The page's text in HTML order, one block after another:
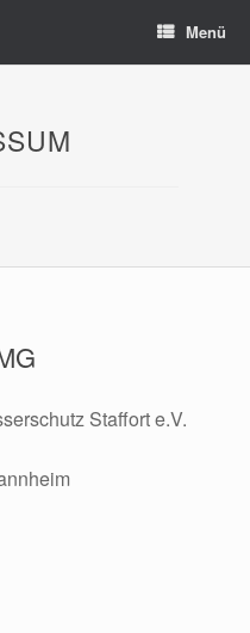
Menü
Staffort e.V.